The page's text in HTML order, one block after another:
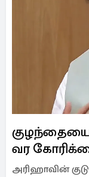
குழந்தையை
வர
அரிஹாவின்